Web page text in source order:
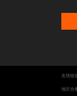
友情链
地区合